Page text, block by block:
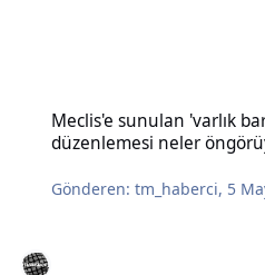
Meclis'e sunulan 'varlık
düzenlemesi neler
Gönderen:tm_haberci, 5